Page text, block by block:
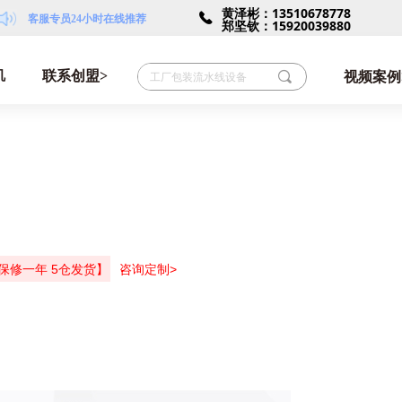
黄泽彬：13510678778
郑坚钦：15920039880
끅
끠 视频案
联系创盟>
客服专员24小时在线推荐
修一年 5仓发货】 咨询定制>